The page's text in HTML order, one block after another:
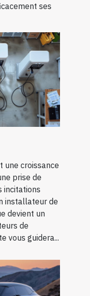
ses
une croissance
prise de
incitations
installateur de
devient un
de
vous guidera...